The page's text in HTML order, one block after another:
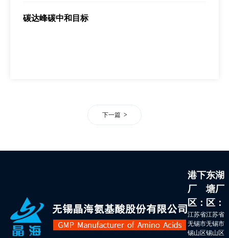
碳达峰碳中和目标
下一篇
港下
厂
区：
江苏省
无锡市
锡山区
东湖
塘厂
区：
江苏省
无锡市
锡山区